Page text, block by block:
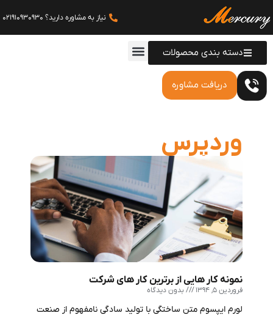
نیاز به مشاوره دارید؟ 021910930930
دسته بندی محصولات
دریافت مشاوره
وردپرس
نمونه کار هایی از برترین کار های شرکت
فروردین 5, 1394 بدون دیدگاه
لورم ایپسوم متن ساختگی با تولید سادگی نامفهوم از صنعت